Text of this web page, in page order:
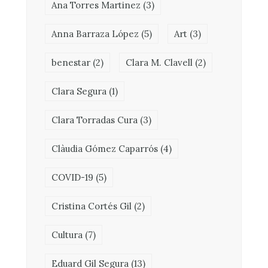
Ana Torres Martinez (3)
Anna Barraza López (5) Art (3)
benestar (2) Clara M. Clavell (2)
Clara Segura (1)
Clara Torradas Cura (3)
Clàudia Gómez Caparrós (4)
COVID-19 (5)
Cristina Cortés Gil (2)
Cultura (7)
Eduard Gil Segura (13)